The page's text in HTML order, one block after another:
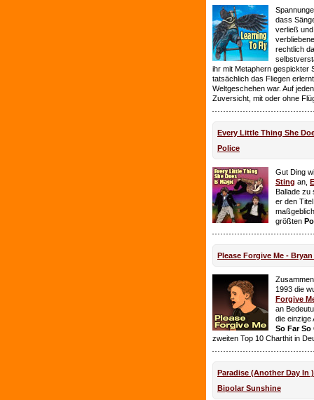
dass
verließ
rechtlich
ihr mit Metaphern gespickter
tatsächlich das Fliegen
Weltgeschehen war. Auf
Zuversicht, mit oder ohne
Every Little Thing She
Police
Gut Ding
Sting an,
Ballade zu
er den
größten
Please Forgive Me -
1993 die
Forgive
an
die einzige
So Far So
zweiten Top 10 Charthit in
Paradise (Another Day In
Bipolar Sunshine